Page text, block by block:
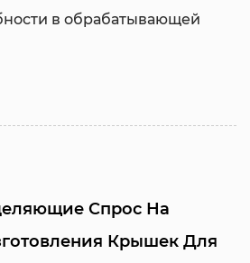
в обрабатывающей
Спрос На
Крышек Для